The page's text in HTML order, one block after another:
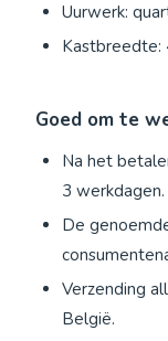
Uurwerk:
Kastbreedte:
Goed om te
Na het
3 werkdagen.
De
Verzending
België.